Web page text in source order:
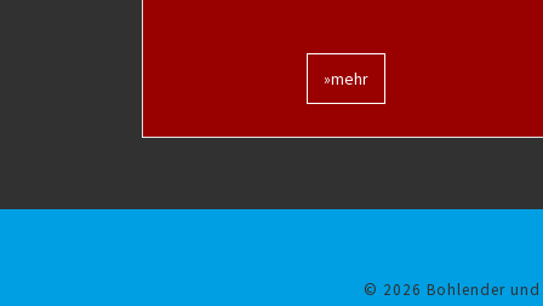
»mehr
© 2026 Bohlender